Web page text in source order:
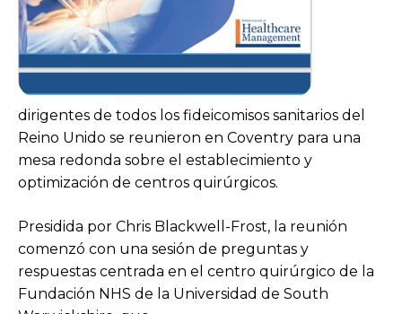
dirigentes de todos los fideicomisos sanitarios del
Reino Unido se reunieron en Coventry para una
mesa redonda sobre el establecimiento y
optimización de centros quirúrgicos.
Presidida por Chris Blackwell-Frost, la reunión
comenzó con una sesión de preguntas y
respuestas centrada en el centro quirúrgico de la
Fundación NHS de la Universidad de South